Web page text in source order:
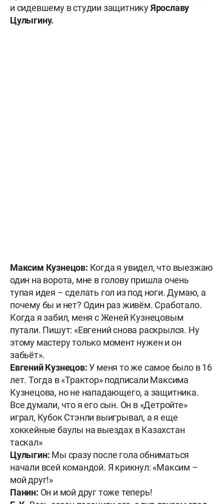
и сидевшему в студии защитникуЯрославу
Цулыгину.
Максим Кузнецов: Когда я увидел, что выезжаю
один на ворота, мне в голову пришла очень
тупая идея – сделать гол из под ноги. Думаю, а
почему бы и нет? Один раз живём. Сработало.
Когда я забил, меня с Женей Кузнецовым
путали. Пишут: «Евгений снова раскрылся. Ну
этому мастеру только момент нужен и он
забьёт».
Евгений Кузнецов:У меня то же самое было в 16
лет. Тогда в «Трактор» подписали Максима
Кузнецова, но не нападающего, а защитника.
Все думали, что я его сын. Он в «Детройте»
играл, Кубок Стэнли выигрывал, а я еще
хоккейные баулы на выездах в Казахстан
таскал»
Цулыгин: Мы сразу после гола обниматься
начали всей командой. Я крикнул: «Максим –
мой друг!»
Панин: Он и мой друг тоже теперь!